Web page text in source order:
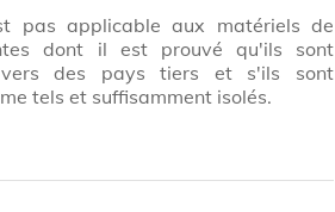
pas applicable aux matériels de
dont il est prouvé qu'ils sont
des pays tiers et s'ils sont
tels et suffisamment isolés.